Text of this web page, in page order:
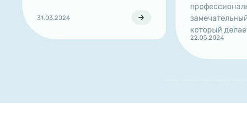
профессиональный врач, но и
замечательный человек,
который делает мир ярче и
улучшает улыбки людей.
22.05.2024